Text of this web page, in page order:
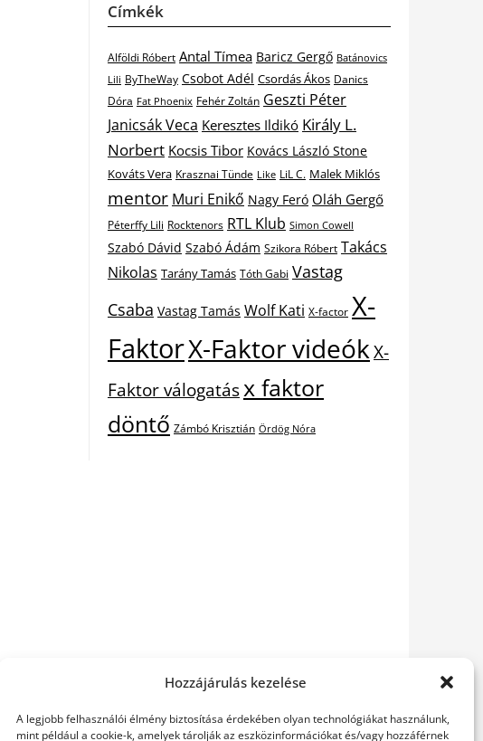
Hozzájárulás kezelése
A legjobb felhasználói élmény biztosítása érdekében olyan technológiákat használunk,
mint például a cookie-k, amelyek tárolják az eszközinformációkat és/vagy hozzáférnek
Címkék
Alföldi Róbert Antal Tímea Baricz Gergő Batánovics
Lili ByTheWay Csobot Adél Csordás Ákos Danics
Dóra Fat Phoenix Fehér Zoltán Geszti Péter
Janicsák Veca Keresztes Ildikó Király L.
Norbert Kocsis Tibor Kovács László Stone
Kováts Vera Krasznai Tünde Like LiL C. Malek Miklós
mentor Muri Enikő Nagy Feró Oláh Gergő
Péterffy Lili Rocktenors RTL Klub Simon Cowell
Szabó Dávid Szabó Ádám Szikora Róbert Takács
Nikolas Tarány Tamás Tóth Gabi Vastag
Csaba Vastag Tamás Wolf Kati X-factor X-
FaktorX-Faktor videókX-
Faktor válogatásx faktor
döntő Zámbó Krisztián Ördög Nóra